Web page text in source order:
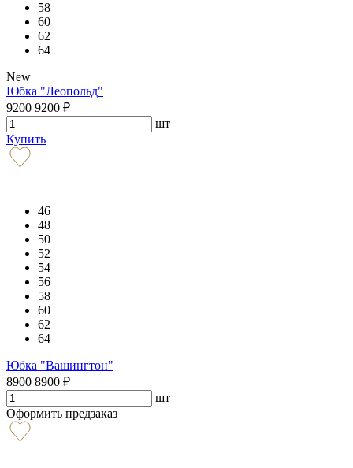
58
60
62
64
New
Юбка "Леопольд"
9200 9200 ₽
шт
Купить
46
48
50
52
54
56
58
60
62
64
Юбка "Вашингтон"
8900 8900 ₽
шт
Оформить предзаказ